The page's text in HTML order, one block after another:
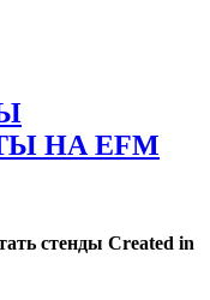
НА EFM
стенды Created in